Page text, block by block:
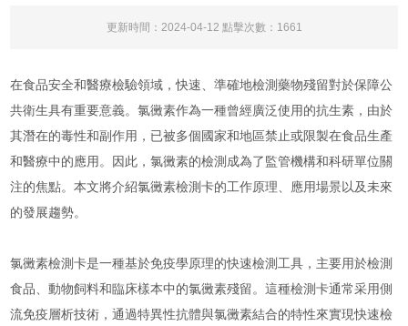
更新時間：2024-04-12 點擊次數：1661
在食品安全和醫療檢驗領域，快速、準確地檢測藥物殘留對於保障公
共衛生具有重要意義。氯黴素作為一種曾經廣泛使用的抗生素，由於
其潛在的毒性和副作用，已被多個國家和地區禁止或限製在食品生產
和醫療中的應用。因此，氯黴素的檢測成為了監管機構和科研單位關
注的焦點。本文將介紹氯黴素檢測卡的工作原理、應用場景以及未來
的發展趨勢。
氯黴素檢測卡是一種基於免疫學原理的快速檢測工具，主要用於檢測
食品、動物飼料和臨床樣本中的氯黴素殘留。這種檢測卡通常采用側
流免疫層析技術，通過特異性抗體與氯黴素結合的特性來實現快速檢